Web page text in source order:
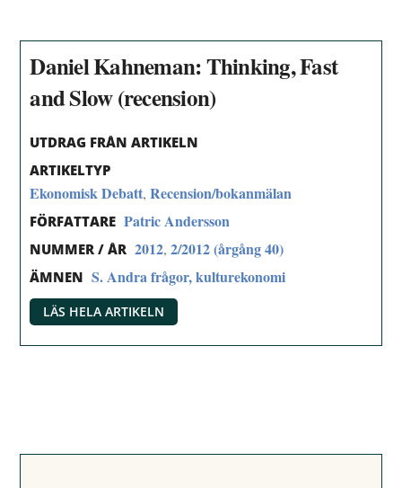
Daniel Kahneman: Thinking, Fast
and Slow (recension)
UTDRAG FRÅN ARTIKELN
ARTIKELTYP
Ekonomisk Debatt,Recension/bokanmälan
FÖRFATTARE Patric Andersson
NUMMER / ÅR 2012,2/2012 (årgång 40)
ÄMNEN S. Andra frågor, kulturekonomi
LÄS HELA ARTIKELN